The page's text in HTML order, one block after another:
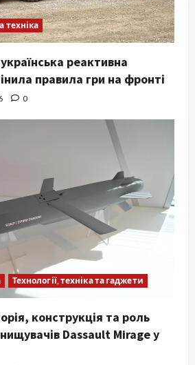
техніка
реактивна
правила гри на фронті
0
Технології, техніка та гаджети
конструкція та роль
Dassault Mirage у